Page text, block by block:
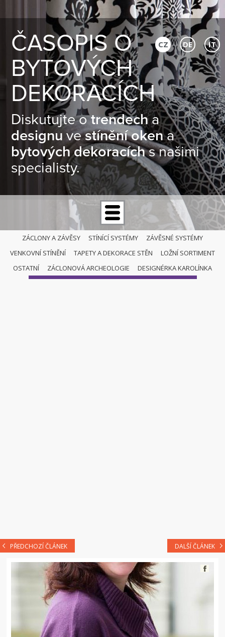
ČASOPIS O
BYTOVÝCH
DEKORACÍCH
Diskutujte otrendecha
designuvestínění okena
bytových dekoracíchs našimi
specialisty.
CZ DE IT
ZÁCLONY A ZÁVĚSY STÍNÍCÍ SYSTÉMY
ZÁVĚSNÉ SYSTÉMY
VENKOVNÍ STÍNĚNÍ
TAPETY A DEKORACE STĚN
LOŽNÍ SORTIMENT
OSTATNÍ
ZÁCLONOVÁ ARCHEOLOGIE DESIGNÉRKA KAROLÍNKA
NAŠI SPECIALISTÉ
PŘEDCHOZÍ ČLÁNEK DALŠÍ ČLÁNEK